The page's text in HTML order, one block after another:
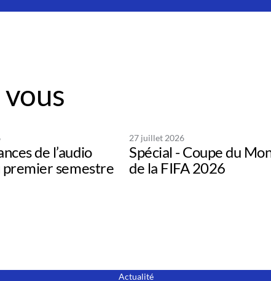
de l’audio
premier semestre
27 juillet 2026
Spécial - Coupe du
de la FIFA 2026
Actualité